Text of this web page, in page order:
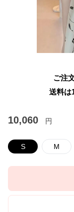
ご注
送料は
10,060 円
S M